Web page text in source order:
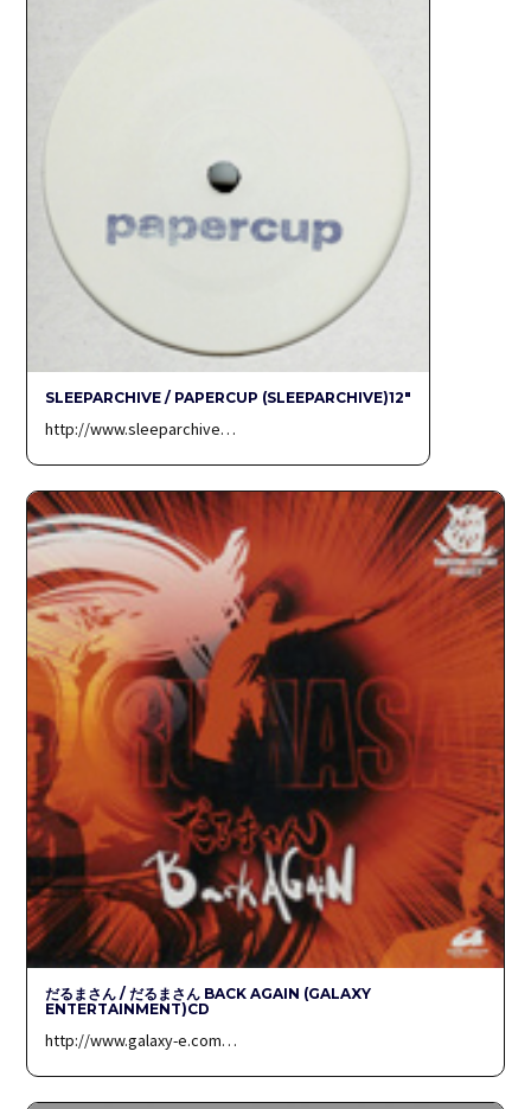
SLEEPARCHIVE / PAPERCUP (SLEEPARCHIVE)12″
http://www.sleeparchive…
だるまさん / だるまさん BACK AGAIN (GALAXY
ENTERTAINMENT)CD
http://www.galaxy-e.com…